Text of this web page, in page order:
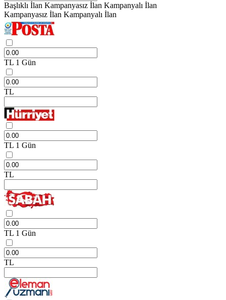
Başlıklı İlan Kampanyasız İlan Kampanyalı İlan
Kampanyasız İlan Kampanyalı İlan
TL 1 Gün
TL
TL 1 Gün
TL
TL 1 Gün
TL